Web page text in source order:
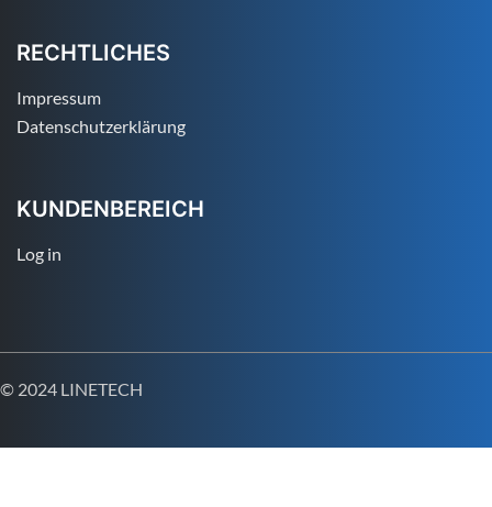
RECHTLICHES
Impressum
Datenschutzerklärung
KUNDENBEREICH
Log in
© 2024 LINETECH